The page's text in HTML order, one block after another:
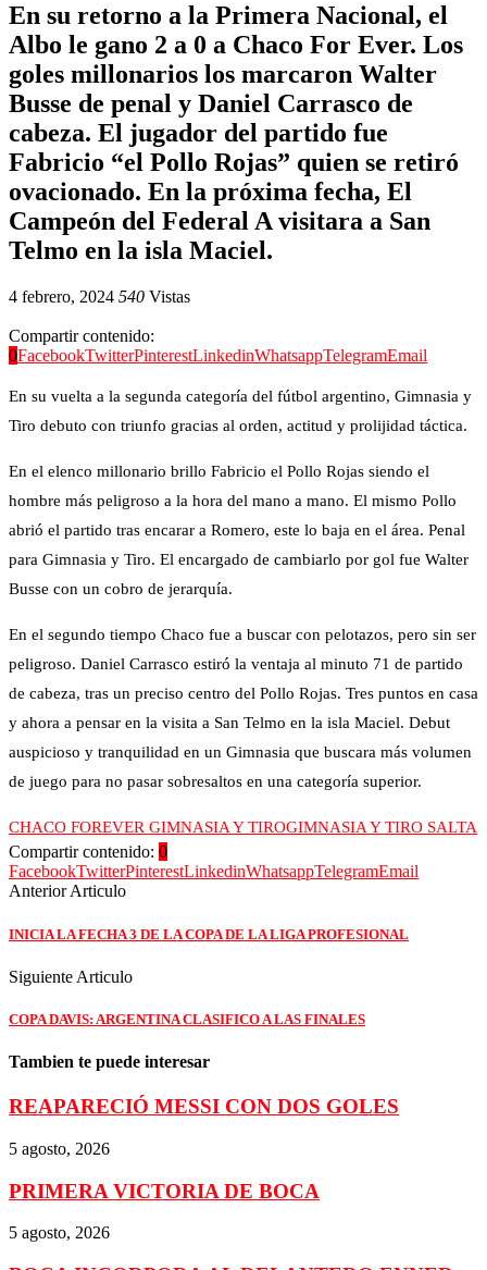
En su retorno a la Primera Nacional, el
Albo le gano 2 a 0 a Chaco For Ever. Los
goles millonarios los marcaron Walter
Busse de penal y Daniel Carrasco de
cabeza. El jugador del partido fue
Fabricio “el Pollo Rojas” quien se retiró
ovacionado. En la próxima fecha, El
Campeón del Federal A visitara a San
Telmo en la isla Maciel.
4 febrero, 2024 540 Vistas
Compartir contenido:
0FacebookTwitterPinterestLinkedinWhatsappTelegramEmail
En su vuelta a la segunda categoría del fútbol argentino, Gimnasia y
Tiro debuto con triunfo gracias al orden, actitud y prolijidad táctica.
En el elenco millonario brillo Fabricio el Pollo Rojas siendo el
hombre más peligroso a la hora del mano a mano. El mismo Pollo
abrió el partido tras encarar a Romero, este lo baja en el área. Penal
para Gimnasia y Tiro. El encargado de cambiarlo por gol fue Walter
Busse con un cobro de jerarquía.
En el segundo tiempo Chaco fue a buscar con pelotazos, pero sin ser
peligroso. Daniel Carrasco estiró la ventaja al minuto 71 de partido
de cabeza, tras un preciso centro del Pollo Rojas. Tres puntos en casa
y ahora a pensar en la visita a San Telmo en la isla Maciel. Debut
auspicioso y tranquilidad en un Gimnasia que buscara más volumen
de juego para no pasar sobresaltos en una categoría superior.
CHACO FOREVER GIMNASIA Y TIROGIMNASIA Y TIRO SALTA
Compartir contenido: 0
FacebookTwitterPinterestLinkedinWhatsappTelegramEmail
Anterior Articulo
INICIA LA FECHA 3 DE LA COPA DE LA LIGA PROFESIONAL
Siguiente Articulo
COPA DAVIS: ARGENTINA CLASIFICO A LAS FINALES
Tambien te puede interesar
REAPARECIÓ MESSI CON DOS GOLES
5 agosto, 2026
PRIMERA VICTORIA DE BOCA
5 agosto, 2026